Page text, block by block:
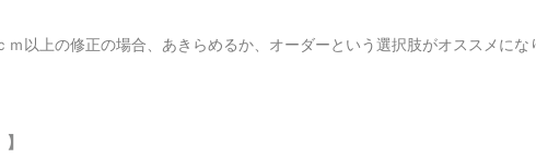
ｍ以上の修正の場合、あきらめるか、オーダーという選択肢がオススメにな